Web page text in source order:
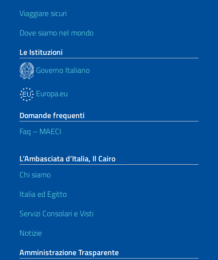
Viaggiare sicuri
Dove siamo nel mondo
Le Istituzioni
Governo Italiano
Europa.eu
Domande frequenti
Faq – MAECI
L’Ambasciata d’Italia, Il Cairo
Chi siamo
Italia ed Egitto
Servizi Consolari e Visti
Notizie
Amministrazione Trasparente